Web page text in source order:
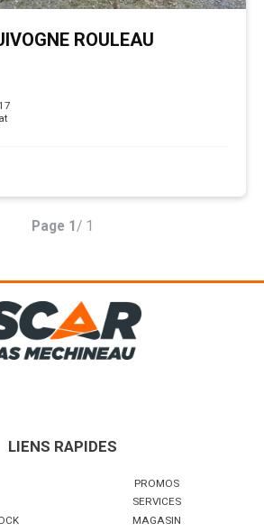
ROULEAU
Page 1 / 1
LIENS RAPIDES
PROMOS
SERVICES
MAGASIN